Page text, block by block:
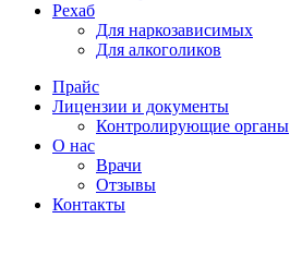
Рехаб
Для наркозависимых
Для алкоголиков
Прайс
Лицензии и документы
Контролирующие органы
О нас
Врачи
Отзывы
Контакты